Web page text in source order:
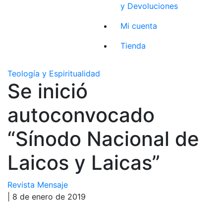
y Devoluciones
Mi cuenta
Tienda
Teología y Espiritualidad
Se inició
autoconvocado
“Sínodo Nacional de
Laicos y Laicas”
Revista Mensaje
| 8 de enero de 2019